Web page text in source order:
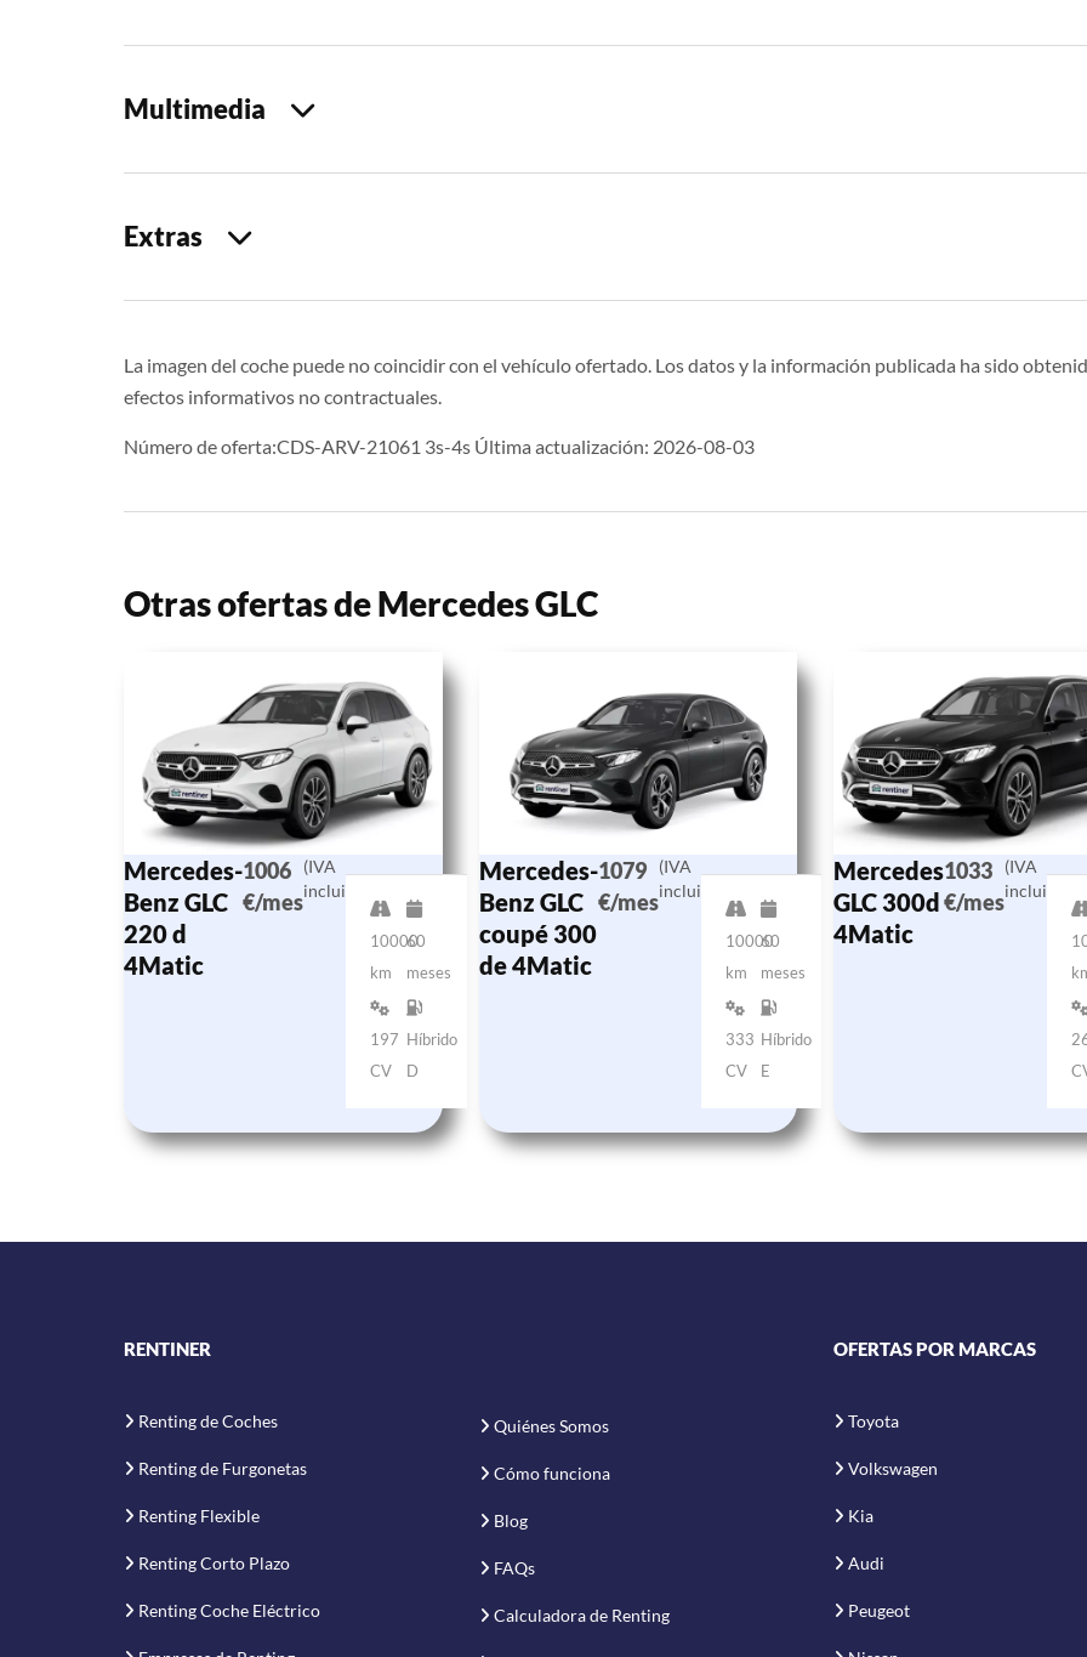
Multimedia
Extras
La imagen del coche puede no coincidir con el vehículo ofertado. Los datos y la información publicada ha sido
efectos informativos no contractuales.
Número de oferta:CDS-ARV-21061 3s-4s Última actualización: 2026-08-03
Otras ofertas de Mercedes GLC
Mercedes-
Benz GLC
220 d
4Matic
1006
€/mes
(IVA
incluido)
10000
km
60
meses
197
CV
Híbrido
D
Mercedes-
Benz GLC
coupé 300
de 4Matic
1079
€/mes
(IVA
incluido)
10000
km
60
meses
333
CV
Híbrido
E
Mercedes
GLC 300d
4Matic
1033
€/mes
(IVA
incluido)
RENTINER
Renting de Coches
Renting de Furgonetas
Renting Flexible
Renting Corto Plazo
Renting Coche Eléctrico
Quiénes Somos
Cómo funciona
Blog
FAQs
Calculadora de Renting
OFERTAS POR MARCAS
Toyota
Volkswagen
Kia
Audi
Peugeot